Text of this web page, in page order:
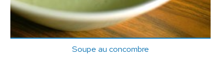
Soupe au concombre